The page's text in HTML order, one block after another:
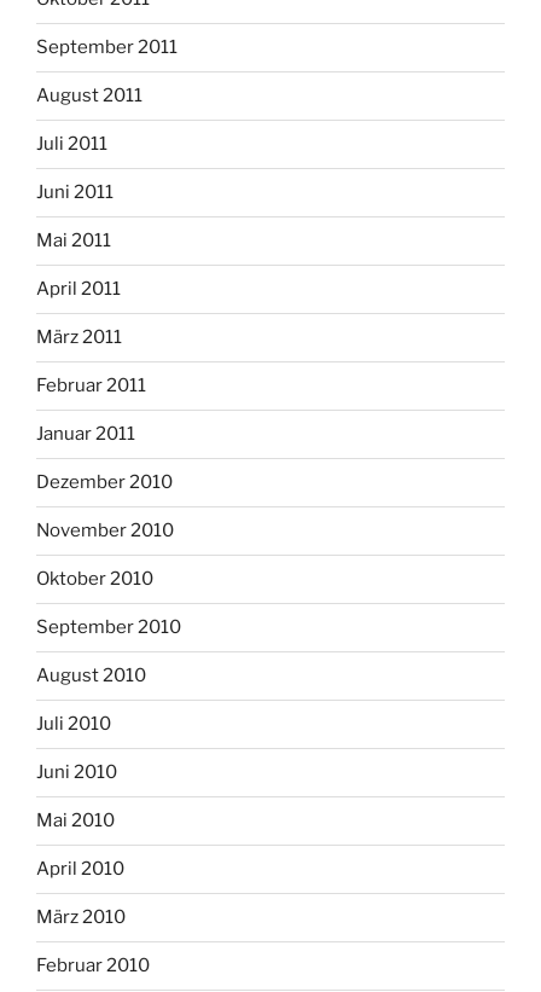
September 2011
August 2011
Juli 2011
Juni 2011
Mai 2011
April 2011
März 2011
Februar 2011
Januar 2011
Dezember 2010
November 2010
Oktober 2010
September 2010
August 2010
Juli 2010
Juni 2010
Mai 2010
April 2010
März 2010
Februar 2010